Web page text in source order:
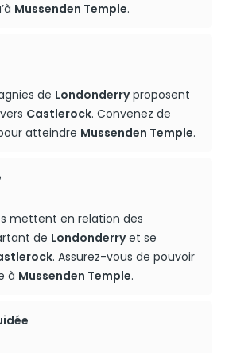
Mussenden Temple.
de Londonderryproposent
Castlerock. Convenez de
atteindre Mussenden Temple.
mettent en relation des
de Londonderryet se
. Assurez-vous de pouvoir
à Mussenden Temple.